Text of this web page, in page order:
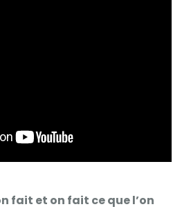
fait et on fait ce que l’on